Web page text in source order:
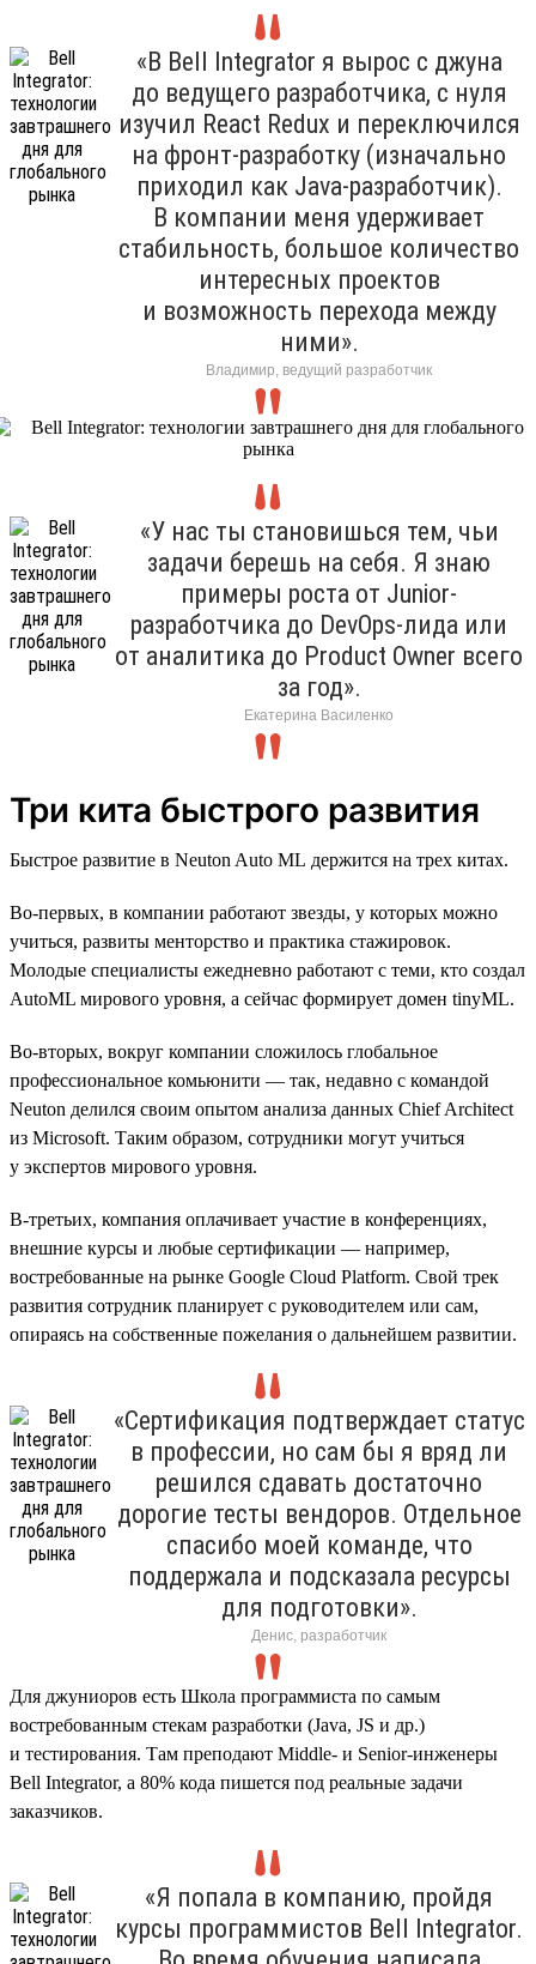
«В Bell Integrator я вырос с джуна
до ведущего разработчика, с нуля
изучил React Redux и переключился
на фронт-разработку (изначально
приходил как Java-разработчик).
В компании меня удерживает
стабильность, большое количество
интересных проектов
и возможность перехода между
ними».
Владимир, ведущий разработчик
«У нас ты становишься тем, чьи
задачи берешь на себя. Я знаю
примеры роста от Junior-
разработчика до DevOps-лида или
от аналитика до Product Owner всего
за год».
Екатерина Василенко
Три кита быстрого развития
Быстрое развитие в Neuton Auto ML держится на трех китах.
Во-первых, в компании работают звезды, у которых можно
учиться, развиты менторство и практика стажировок.
Молодые специалисты ежедневно работают с теми, кто создал
AutoML мирового уровня, а сейчас формирует домен tinyML.
Во-вторых, вокруг компании сложилось глобальное
профессиональное комьюнити — так, недавно с командой
Neuton делился своим опытом анализа данных Chief Architect
из Microsoft. Таким образом, сотрудники могут учиться
у экспертов мирового уровня.
В-третьих, компания оплачивает участие в конференциях,
внешние курсы и любые сертификации — например,
востребованные на рынке Google Cloud Platform. Свой трек
развития сотрудник планирует с руководителем или сам,
опираясь на собственные пожелания о дальнейшем развитии.
«Сертификация подтверждает статус
в профессии, но сам бы я вряд ли
решился сдавать достаточно
дорогие тесты вендоров. Отдельное
спасибо моей команде, что
поддержала и подсказала ресурсы
для подготовки».
Денис, разработчик
Для джуниоров есть Школа программиста по самым
востребованным стекам разработки (Java, JS и др.)
и тестирования. Там преподают Middle- и Senior-инженеры
Bell Integrator, а 80% кода пишется под реальные задачи
заказчиков.
«Я попала в компанию, пройдя
курсы программистов Bell Integrator.